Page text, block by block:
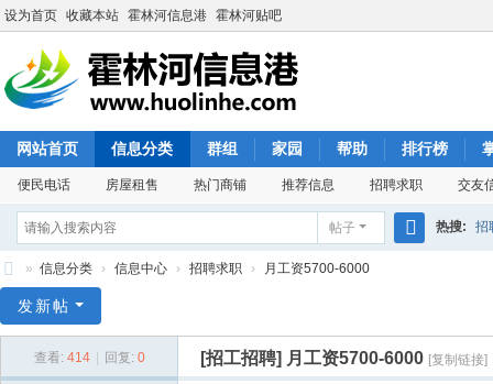
设为首页 收藏本站 霍林河信息港 霍林河贴吧
网站首页 信息分类 群组 家园 帮助 排行榜
便民电话 房屋租售 热门商铺 推荐信息 招聘求职 交友
帖子 热搜: 招
林
» 信息分类 › 信息中心 › 招聘求职 › 月工资5700-6000
发新帖
查看: 414 回复: 0 [招工招聘] 月工资5700-6000 [复制链接]